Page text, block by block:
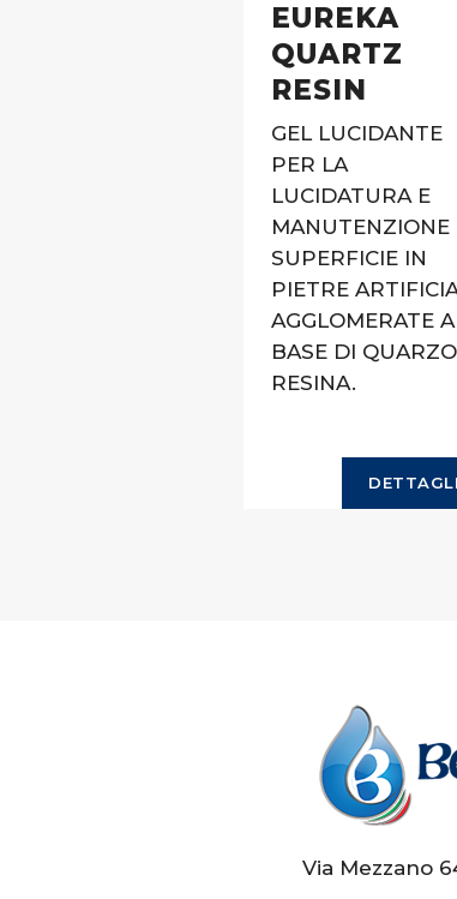
EUREKA
QUARTZ
RESIN
GEL LUCIDANTE
PER LA
LUCIDATURA E
MANUTENZIONE
SUPERFICIE IN
PIETRE
AGGLOMERATE A
BASE DI
RESINA.
DETTAGLI
Via Mezzano